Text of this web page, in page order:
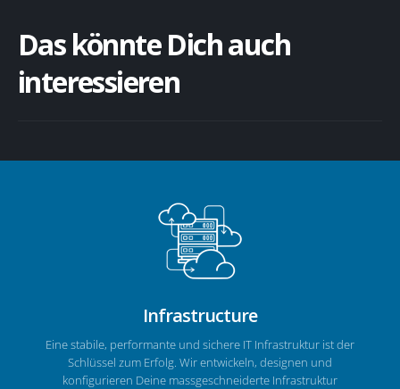
Das könnte Dich auch
interessieren
Infrastructure
Eine stabile, performante und sichere IT Infrastruktur ist der
Schlüssel zum Erfolg. Wir entwickeln, designen und
konfigurieren Deine massgeschneiderte Infrastruktur